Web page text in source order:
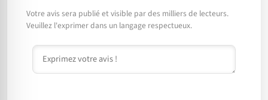
Votre avis sera publié et visible par des milliers de lecteurs.
Veuillez l'exprimer dans un langage respectueux.
Commentaire